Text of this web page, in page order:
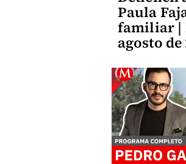
Paula
familiar |
agosto de